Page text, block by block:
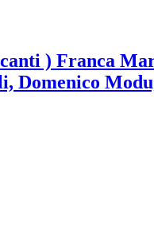
) Franca
Domenico